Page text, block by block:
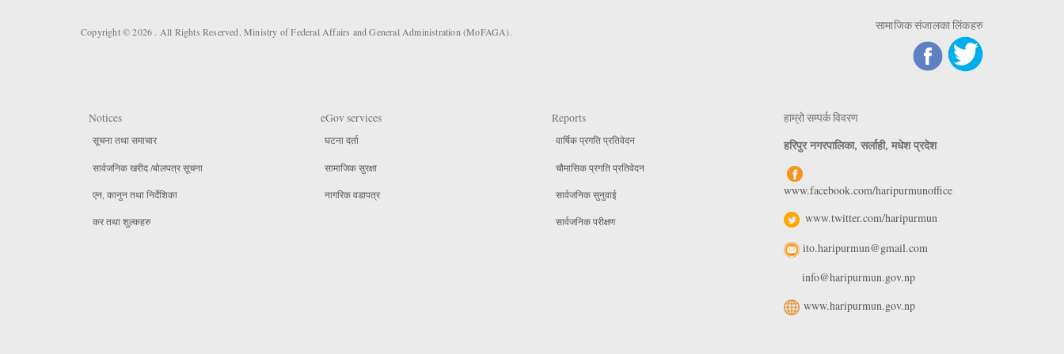
Copyright © 2026 . All Rights Reserved. Ministry of Federal Affairs and General Administration (MoFAGA). सामाजिक संजालका लिंकहरु
Notices
सूचना तथा समाचार
सार्वजनिक खरीद /बोलपत्र सूचना
एन, कानुन तथा निर्देशिका
कर तथा शुल्कहरु
eGov services
घटना दर्ता
सामाजिक सुरक्षा
नागरिक वडापत्र
Reports
वार्षिक प्रगति प्रतिवेदन
चौमासिक प्रगति प्रतिवेदन
सार्वजनिक सुनुवाई
सार्वजनिक परीक्षण
हाम्रो सम्पर्क विवरण
हरिपुर नगरपालिका, सर्लाही, मधेश प्रदेश
www.facebook.com/haripurmunoffice
www.twitter.com/haripurmun
ito.haripurmun@gmail.com
info@haripurmun.gov.np
www.haripurmun.gov.np